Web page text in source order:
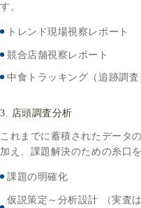
す。
トレンド現場視察レポート
競合店舗視察レポート
中食トラッキング（追跡調査
3. 店頭調査分析
これまでに蓄積されたデータ
加え、課題解決のための糸口
課題の明確化
仮説策定～分析設計 （実査